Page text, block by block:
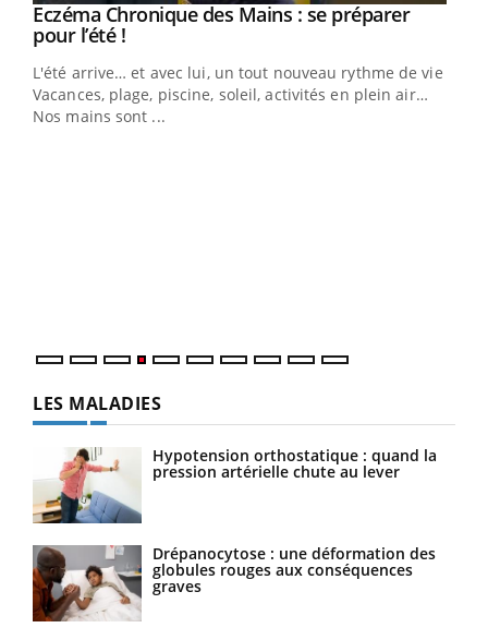
Youtube
Eczéma Chronique des Mains : se préparer
pour l’été !Youtube
L'été arrive… et avec lui, un tout nouveau rythme de vie !
Vacances, plage, piscine, soleil, activités en plein air…
Nos mains sont ...
LES MALADIES
Hypotension orthostatique : quand la
pression artérielle chute au lever
Drépanocytose : une déformation des
globules rouges aux conséquences
graves